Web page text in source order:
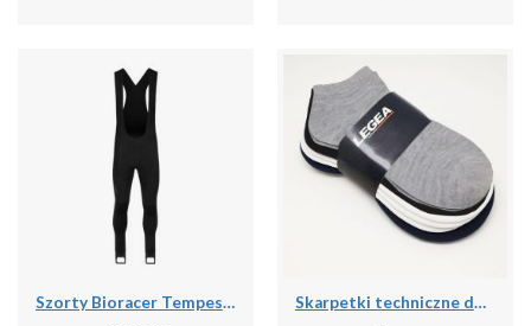
Szorty Bioracer Tempest Protect Pixel Skarpetki techniczne do treningu Ghost - 5 par wielokolorowych